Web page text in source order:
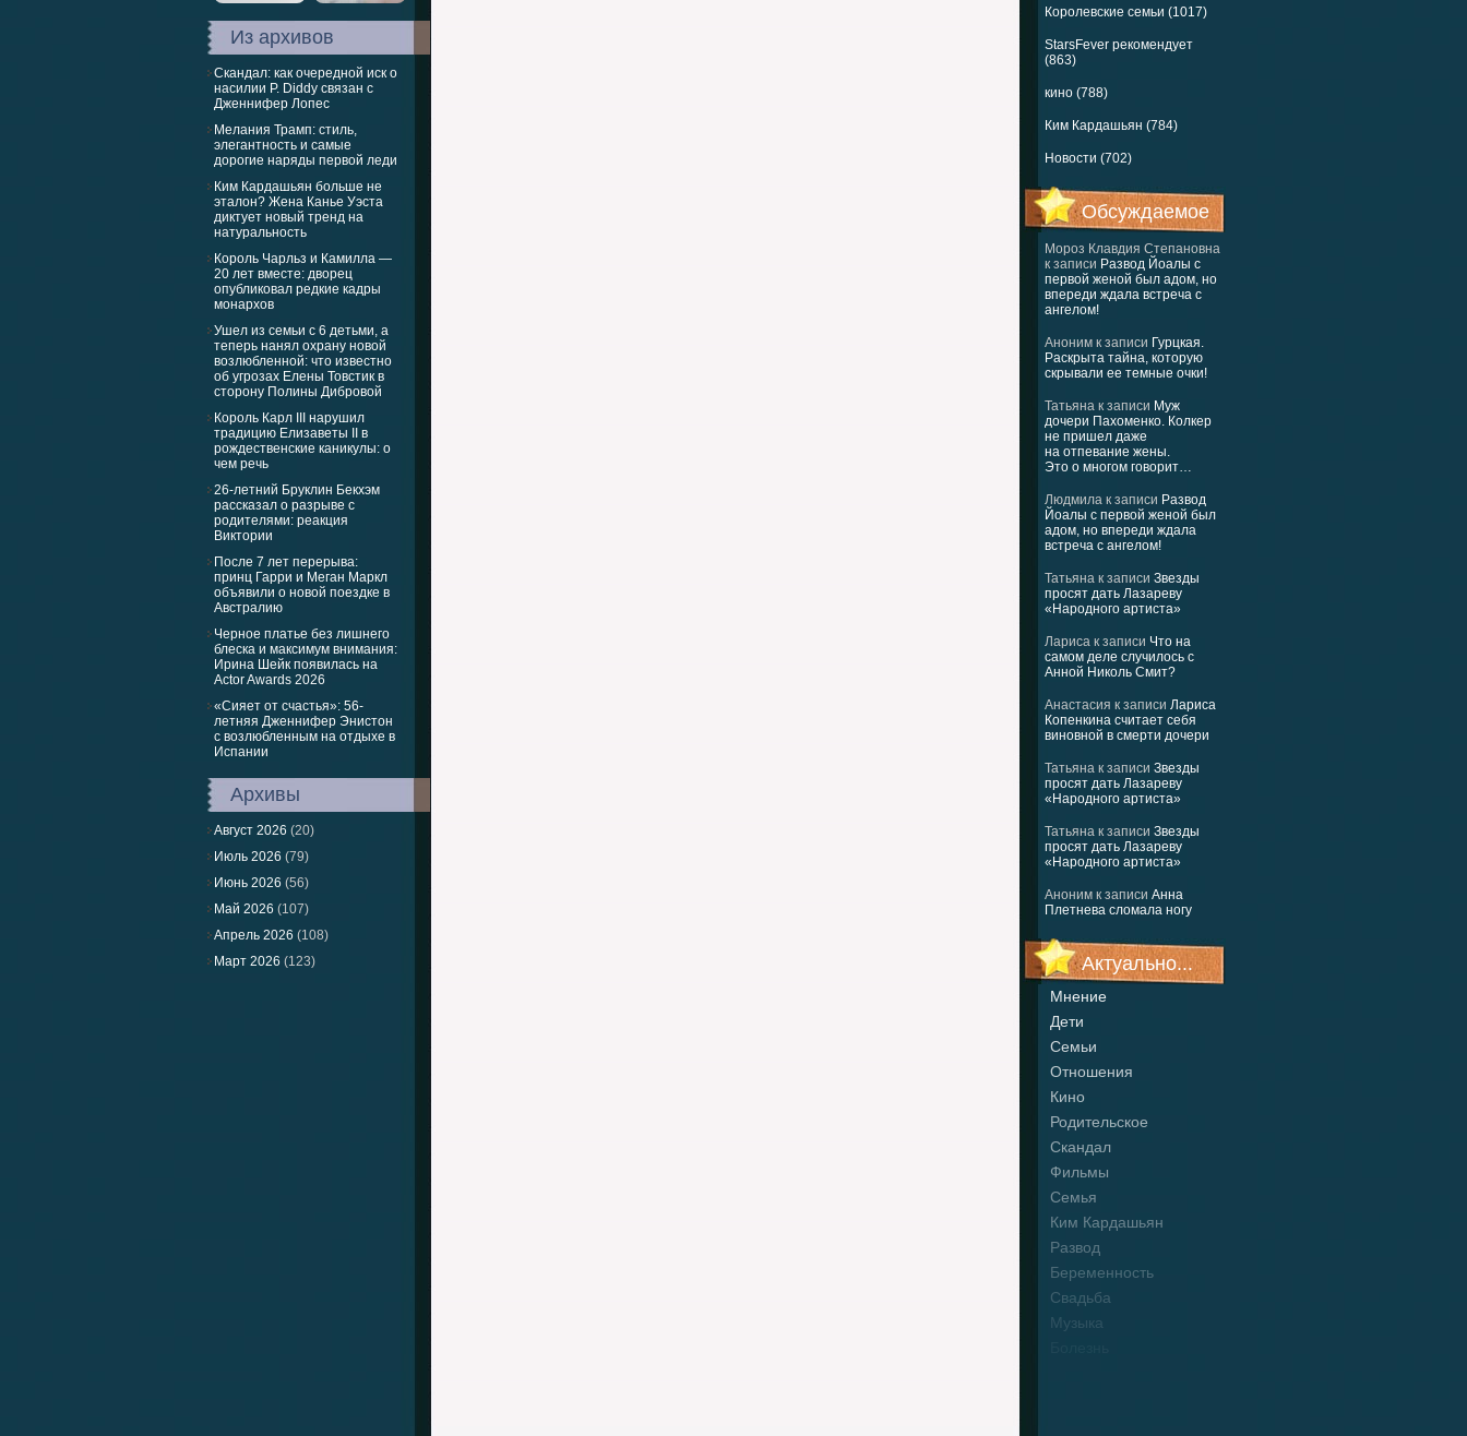
Королевские семьи (1017)
StarsFever рекомендует
(863)
кино (788)
Ким Кардашьян (784)
Новости (702)
Обсуждаемое
Мороз Клавдия Степановна
к записи Развод Йоалы с
первой женой был адом, но
впереди ждала встреча с
ангелом!
Аноним к записи Гурцкая.
Раскрыта тайна, которую
скрывали ее темные очки!
Татьяна к записи Муж
дочери Пахоменко. Колкер
не пришел даже
на отпевание жены.
Это о многом говорит…
Людмила к записи Развод
Йоалы с первой женой был
адом, но впереди ждала
встреча с ангелом!
Татьяна к записи Звезды
просят дать Лазареву
«Народного артиста»
Лариса к записи Что на
самом деле случилось с
Анной Николь Смит?
Анастасия к записи Лариса
Копенкина считает себя
виновной в смерти дочери
Татьяна к записи Звезды
просят дать Лазареву
«Народного артиста»
Татьяна к записи Звезды
просят дать Лазареву
«Народного артиста»
Аноним к записи Анна
Плетнева сломала ногу
Актуально...
Мнение
Дети
Семьи
Отношения
Кино
Родительское
Скандал
Фильмы
Семья
Ким Кардашьян
Развод
Беременность
Свадьба
Музыка
Из архивов
Скандал: как очередной иск о
насилии P. Diddy связан с
Дженнифер Лопес
Мелания Трамп: стиль,
элегантность и самые
дорогие наряды первой леди
Ким Кардашьян больше не
эталон? Жена Канье Уэста
диктует новый тренд на
натуральность
Король Чарльз и Камилла —
20 лет вместе: дворец
опубликовал редкие кадры
монархов
Ушел из семьи с 6 детьми, а
теперь нанял охрану новой
возлюбленной: что известно
об угрозах Елены Товстик в
сторону Полины Дибровой
Король Карл III нарушил
традицию Елизаветы II в
рождественские каникулы: о
чем речь
26-летний Бруклин Бекхэм
рассказал о разрыве с
родителями: реакция
Виктории
После 7 лет перерыва:
принц Гарри и Меган Маркл
объявили о новой поездке в
Австралию
Черное платье без лишнего
блеска и максимум внимания:
Ирина Шейк появилась на
Actor Awards 2026
«Сияет от счастья»: 56-
летняя Дженнифер Энистон
с возлюбленным на отдыхе в
Испании
Архивы
Август 2026 (20)
Июль 2026 (79)
Июнь 2026 (56)
Май 2026 (107)
Апрель 2026 (108)
Март 2026 (123)